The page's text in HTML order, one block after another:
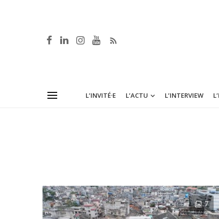
L’INVITÉ·E L’ACTU L’INTERVIEW
7